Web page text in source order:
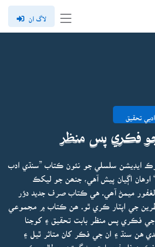
لاگ ان
تحقيق
فڪري پس منظر
ايڊيشن سلسلي جو نئون ڪتاب ”سنڌي ادب
اڳيان پيش آهي، جنھن جو ليکڪ
ميمڻ آھي. هي ڪتاب صرف جديد دؤر
جي اپٽار ڪري ٿو. ھن ڪتاب ۾ مجموعي
فڪري پس منظر بابت تحقيق ۽ کوجنا
هن سنڌ ۽ ان جي فڪر کان متاثر ٿيل ۽
فڪرن فلسفن بابت پڻ ڳوڙهو مطالعو ڪيو